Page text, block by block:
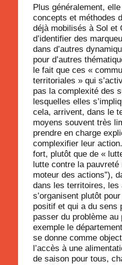
Plus généralement,
concepts et méthodes
déjà mobilisés à Sol et
d’identifier des
dans d’autres
pour d’autres
le fait que ces «
territoriales » qui
pas la complexité des
lesquelles elles
cela, arrivent, dans le
moyens souvent très
prendre en charge
complexifier leur action.
fort, plutôt que de«
lutte contre la pauvreté
moteur des actions”),
dans les territoires, les
s’organisentplutôt pour
positif et qui a du sens
passer du problème au
exemple le
se donne comme
l’accès à une
de saison pour tous,